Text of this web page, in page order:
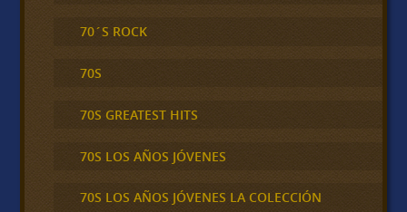
70´S ROCK
70S
70S GREATEST HITS
70S LOS AÑOS JÓVENES
70S LOS AÑOS JÓVENES LA COLECCIÓN